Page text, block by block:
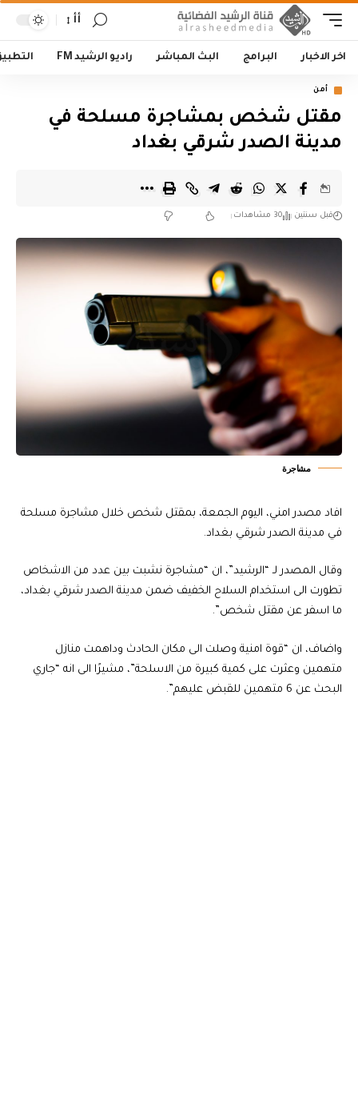
أأ
اخر الاخبار البرامج البث المباشر راديو الرشيد FM
أمن
مقتل شخص بمشاجرة مسلحة في
مدينة الصدر شرقي بغداد
قبل سنتين 30 مشاهدات
مشاجرة
افاد مصدر امني، اليوم الجمعة، بمقتل شخص خلال مشاجرة مسلحة
في مدينة الصدر شرقي بغداد.
وقال المصدر لـ “الرشيد”، ان “مشاجرة نشبت بين عدد من الاشخاص
تطورت الى استخدام السلاح الخفيف ضمن مدينة الصدر شرقي بغداد،
ما اسفر عن مقتل شخص”.
واضاف، ان “قوة امنية وصلت الى مكان الحادث وداهمت منازل
متهمين وعثرت على كمية كبيرة من الاسلحة”، مشيرًا الى انه “جاري
البحث عن 6 متهمين للقبض عليهم”.